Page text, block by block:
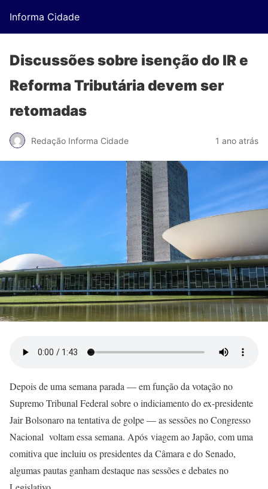
Informa Cidade
Discussões sobre isenção do IR e
Reforma Tributária devem ser
retomadas
Redação Informa Cidade 1 ano atrás
Depois de uma semana parada — em função da votação no
Supremo Tribunal Federal sobre o indiciamento do ex-presidente
Jair Bolsonaro na tentativa de golpe — as sessões no Congresso
Nacional voltam essa semana. Após viagem ao Japão, com uma
comitiva que incluiu os presidentes da Câmara e do Senado,
algumas pautas ganham destaque nas sessões e debates no